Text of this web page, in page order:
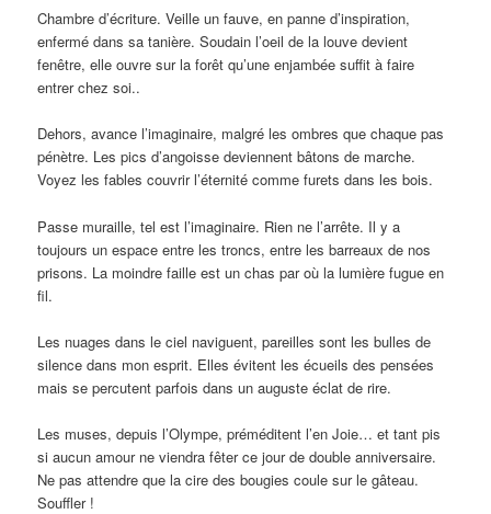
Chambre d’écriture. Veille un fauve, en panne d’inspiration,
enfermé dans sa tanière. Soudain l’oeil de la louve devient
fenêtre, elle ouvre sur la forêt qu’une enjambée suffit à faire
entrer chez soi..
Dehors, avance l’imaginaire, malgré les ombres que chaque pas
pénètre. Les pics d’angoisse deviennent bâtons de marche.
Voyez les fables couvrir l’éternité comme furets dans les bois.
Passe muraille, tel est l’imaginaire. Rien ne l’arrête. Il y a
toujours un espace entre les troncs, entre les barreaux de nos
prisons. La moindre faille est un chas par où la lumière fugue en
fil.
Les nuages dans le ciel naviguent, pareilles sont les bulles de
silence dans mon esprit. Elles évitent les écueils des pensées
mais se percutent parfois dans un auguste éclat de rire.
Les muses, depuis l’Olympe, préméditent l’en Joie… et tant pis
si aucun amour ne viendra fêter ce jour de double anniversaire.
Ne pas attendre que la cire des bougies coule sur le gâteau.
Souffler !